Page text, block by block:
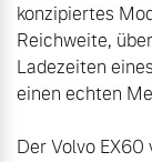
konzipiertes
Reichweite,
Ladezeiten
einen echten
Der Volvo